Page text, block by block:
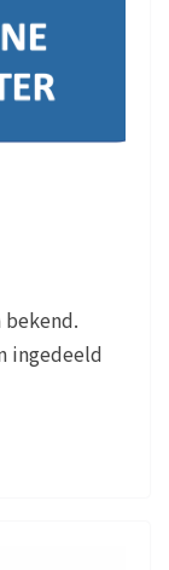
bekend.
ingedeeld